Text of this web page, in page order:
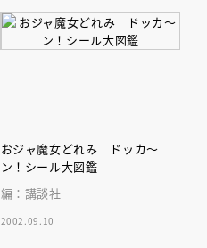
おジャ魔女どれみ ドッカ～
ン！シール大図鑑
編：講談社
2002.09.10